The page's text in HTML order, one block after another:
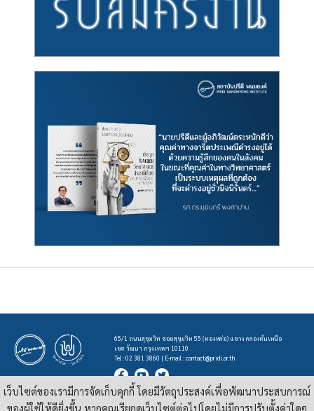
65/1 ถนนสุขุมวิท ซอยสุขุมวิท 55 (ทองหล่อ) แขวง คลองตันเหนือ
เขต วัฒนา กรุงเทพฯ 10110
Tel : 02 381 3860 | E-mail :contact@pridi.or.th
บทความ รูปภาพ และสื่ออื่นๆ ที่มีสัญลักษณ์ของสถาบันปรีดี พนมยงค์ ในเว็บไซต์https://pridi.or.th
เผยแพร่ภายใต้สัญญาอนุญาตครีเอทีฟคอมมอนส์แบบแสดงที่มา-ไม่ใช่เชิงพาณิชย์ 4.0 สากล
เว็บไซต์ของเรามีการจัดเก็บคุกกี้ โดยมีวัตถุประสงค์เพื่อพัฒนาประสบการณ์
ของผู้ใช้ให้ดียิ่งขึ้น หากคุณเรียกดูเว็บไซต์ต่อไปโดยไม่มีการปรับตั้งค่าใดๆ